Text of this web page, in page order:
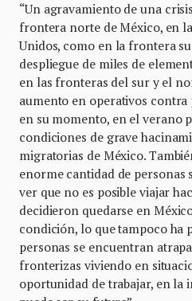
“Un agravamiento de una
frontera norte de México, en
Unidos, como en la frontera
despliegue de miles de
en las fronteras del sur y el
aumento en operativos
en su momento, en el verano
condiciones de grave
migratorias de México.
enorme cantidad de personas
ver que no es posible viajar
decidieron quedarse en
condición, lo que tampoco ha
personas se encuentran
fronterizas viviendo en
oportunidad de trabajar, en la